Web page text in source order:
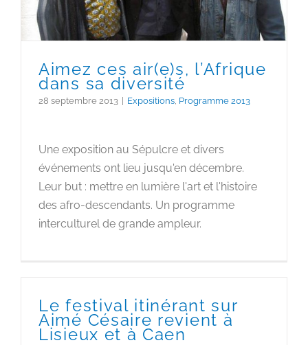
Aimez ces air(e)s, l’Afrique
dans sa diversité
28 septembre 2013 Expositions, Programme 2013
Une exposition au Sépulcre et divers
événements ont lieu jusqu'en décembre.
Leur but : mettre en lumière l'art et l'histoire
des afro-descendants. Un programme
interculturel de grande ampleur.
Le festival itinérant sur
Aimé Césaire revient à
Lisieux et à Caen